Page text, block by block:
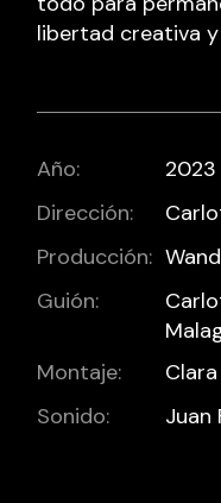
libertad creativa
Año:
2023
Dirección:
Producción:
Guión:
Montaje:
Sonido:
Juan